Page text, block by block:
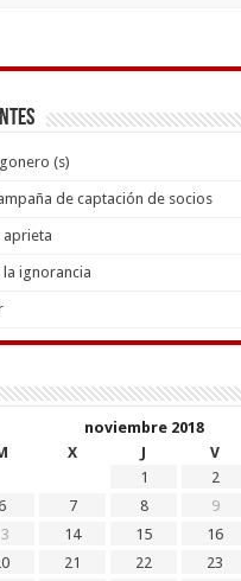
(s)
de captación de socios
aprieta
ignorancia
noviembre 2018
X J V
1
2
7 8 9
14 15 16
21 22 23